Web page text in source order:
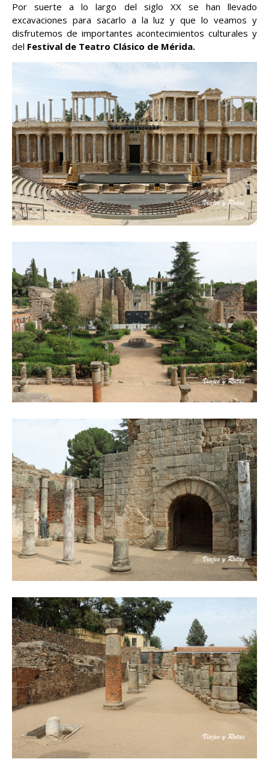
Por suerte a lo largo del siglo XX se han llevado
excavaciones para sacarlo a la luz y que lo veamos y
disfrutemos de importantes acontecimientos culturales y
del Festival de Teatro Clásico de Mérida.